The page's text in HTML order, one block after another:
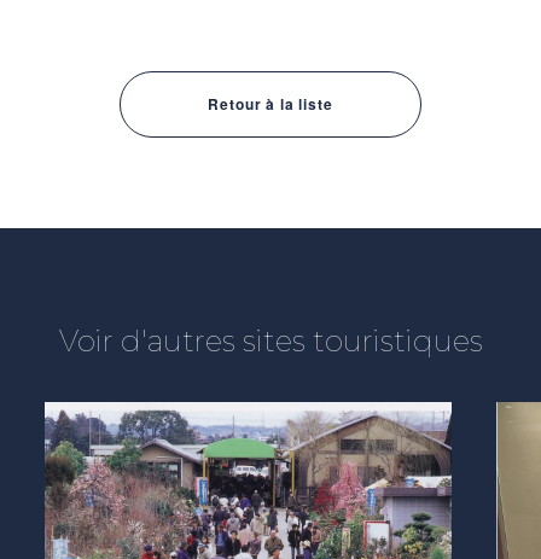
Retour à la liste
Voir d'autres sites touristiques